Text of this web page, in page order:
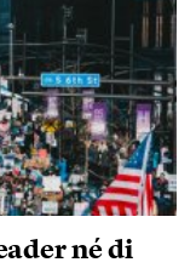
né di